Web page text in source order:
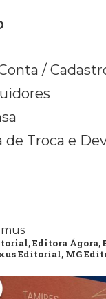
/
de Troca e
Editora Ágora,
Editorial, MG